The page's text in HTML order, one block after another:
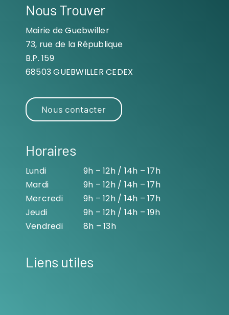
Nous Trouver
Mairie de Guebwiller
73, rue de la République
B.P. 159
68503 GUEBWILLER CEDEX
Nous contacter
Horaires
Lundi
9h – 12h / 14h – 17h
Mardi
9h – 12h / 14h – 17h
Mercredi
9h – 12h / 14h – 17h
Jeudi
9h – 12h / 14h – 19h
Vendredi
8h – 13h
Liens utiles